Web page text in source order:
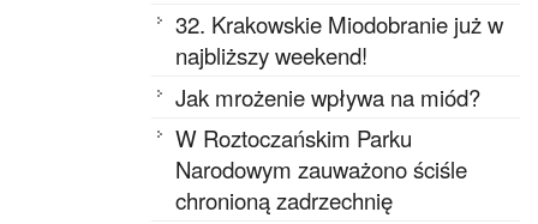
32. Krakowskie Miodobranie już w
najbliższy weekend!
Jak mrożenie wpływa na miód?
W Roztoczańskim Parku
Narodowym zauważono ściśle
chronioną zadrzechnię